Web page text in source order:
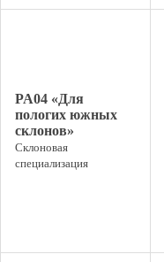
PA04 «Для
пологих южных
склонов»
Склоновая
специализация